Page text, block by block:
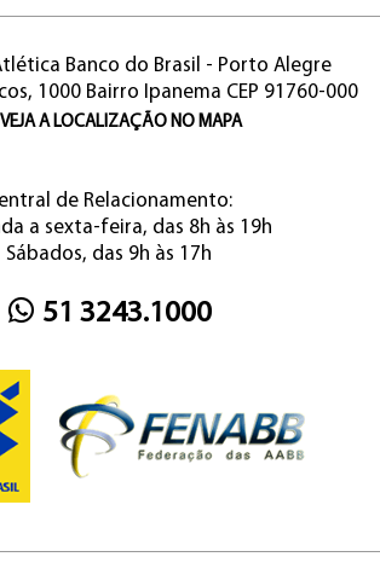
Banco do Brasil - Porto Alegre
1000 Bairro Ipanema CEP 91760-000
VEJA A LOCALIZAÇÃO NO MAPA
de Relacionamento:
a sexta-feira, das 8h às 19h
Sábados, das 9h às 17h
51 3243.1000